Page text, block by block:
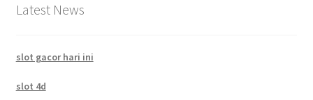
Latest News
slot gacor hari ini
slot 4d